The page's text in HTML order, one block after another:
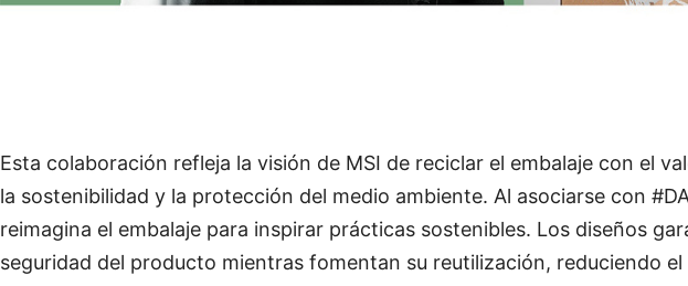
Esta colaboración refleja la visión de MSI de reciclar el embalaje con el
la sostenibilidad y la protección del medio ambiente. Al asociarse con
reimagina el embalaje para inspirar prácticas sostenibles. Los diseños
seguridad del producto mientras fomentan su reutilización, reduciendo